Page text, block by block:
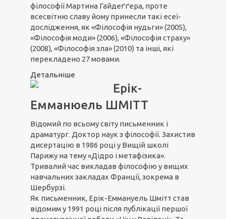
філософії Мартина Гайдеґґера, проте
всесвітню славу йому принесли такі есеї-
дослідження, як «Філософія нудьги» (2005),
«Філософія моди» (2006), «Філософія страху»
(2008), «Філософія зла» (2010) та інші, які
перекладено 27 мовами.
Детальніше
Ерік-
Емманюель ШМІТТ
Відомий по всьому світу письменник і
драматург. Доктор наук з філософії. Захистив
дисертацію в 1986 році у Вищій школі
Парижу на тему «Дідро і метафізика».
Тривалий час викладав філософію у вищих
навчальних закладах Франції, зокрема в
Шербурзі.
Як письменник, Ерік-Еммануель Шмітт став
відомим у 1991 році після публікації першої